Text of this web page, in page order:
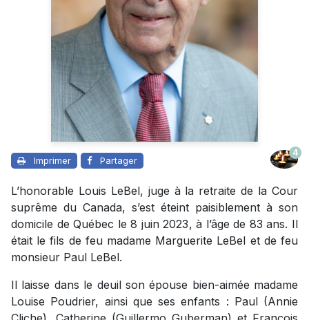
Imprimer Partager
4
L’honorable Louis LeBel, juge à la retraite de la Cour
suprême du Canada, s’est éteint paisiblement à son
domicile de Québec le 8 juin 2023, à l’âge de 83 ans. Il
était le fils de feu madame Marguerite LeBel et de feu
monsieur Paul LeBel.
Il laisse dans le deuil son épouse bien-aimée madame
Louise Poudrier, ainsi que ses enfants : Paul (Annie